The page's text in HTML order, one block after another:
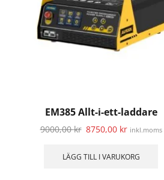
EM385 Allt-i-ett-laddare
9000,00kr 8750,00 kr inkl.moms
LÄGG TILL I VARUKORG